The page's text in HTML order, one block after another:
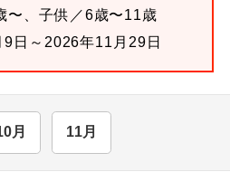
〜、子供／6歳〜11歳
日～2026年11月29日
月 11月